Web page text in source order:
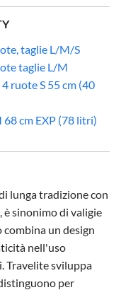
taglie L/M/S
taglie L/M
ruote S 55 cm (40
cm EXP (78 litri)
lunga tradizione con
è sinonimo di valigie
un design
nell'uso
Travelite sviluppa
per